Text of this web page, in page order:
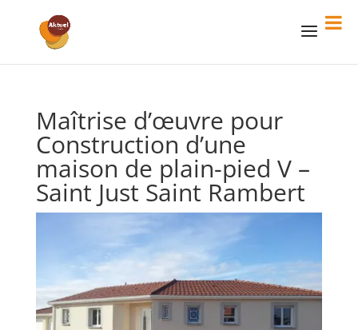
Maîtrise d’œuvre pour
Construction d’une
maison de plain-pied V –
Saint Just Saint Rambert